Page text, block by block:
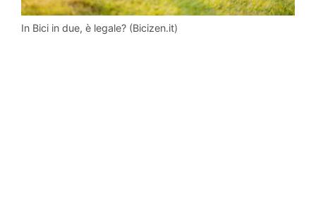
In Bici in due, è legale? (Bicizen.it)